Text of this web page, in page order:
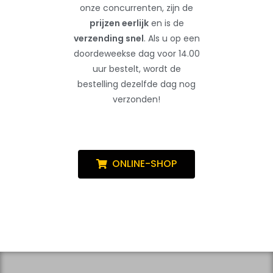
onze concurrenten, zijn de
prijzen eerlijken is de
verzending snel. Als u op een
doordeweekse dag voor 14.00
uur bestelt, wordt de
bestelling dezelfde dag nog
verzonden!
ONLINE-SHOP